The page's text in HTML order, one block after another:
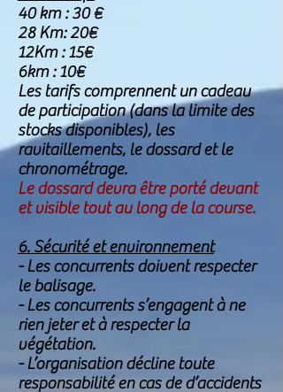
40 km : 30 €
28 Km: 20€
12Km : 15€
6km : 10€
Les tarifs comprennent un cadeau
de participation (dans la limite des
stocks disponibles), les
ravitaillements, le dossard et le
chronométrage.
Le dossard devra être porté devant
et visible tout au long de la course.
6. Sécurité et environnement
- Les concurrents doivent respecter
le balisage.
- Les concurrents s’engagent à ne
rien jeter et à respecter la
végétation.
- L’organisation décline toute
responsabilité en cas de d’accidents